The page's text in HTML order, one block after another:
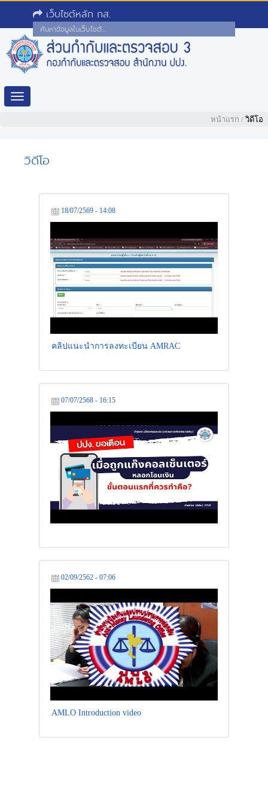
เว็บไซต์หลัก กส.
Toggle
หน้าแรก / วิดีโอ
วิดีโอ
18/07/2569 - 14:08
คลิปแนะนำการลงทะเบียน AMRAC
07/07/2568 - 16:15
02/09/2562 - 07:06
AMLO Introduction video